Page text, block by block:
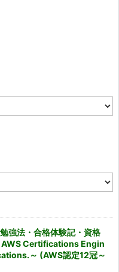
強法・合格体験記・資格
AWS Certifications Engin
～ (AWS認定12冠～